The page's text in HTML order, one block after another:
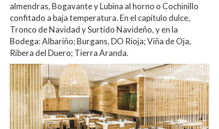
almendras, Bogavante y Lubina al horno o Cochinillo
confitado a baja temperatura. En el capítulo dulce,
Tronco de Navidad y Surtido Navideño, y en la
Bodega: Albariño; Burgans, DO Rioja; Viña de Oja,
Ribera del Duero; Tierra Aranda.